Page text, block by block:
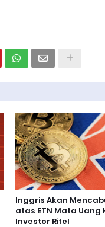
Inggris Akan
atas ETN Mata Uang
Investor Ritel